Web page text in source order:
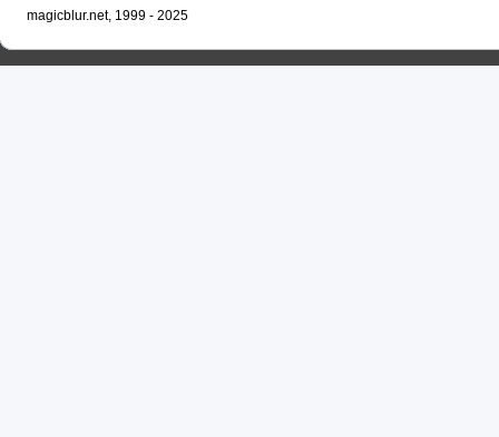
magicblur.net, 1999 - 2025